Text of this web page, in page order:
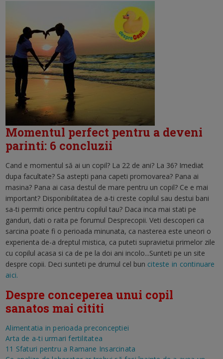
Momentul perfect pentru a deveni
parinti: 6 concluzii
Cand e momentul să ai un copil? La 22 de ani? La 36? Imediat
dupa facultate? Sa astepti pana capeti promovarea? Pana ai
masina? Pana ai casa destul de mare pentru un copil? Ce e mai
important? Disponibilitatea de a-ti creste copilul sau destui bani
sa-ti permiti orice pentru copilul tau? Daca inca mai stati pe
ganduri, dati o raita pe forumul Desprecopii. Veti descoperi ca
sarcina poate fi o perioada minunata, ca nasterea este uneori o
experienta de-a dreptul mistica, ca puteti supravietui primelor zile
cu copilul acasa si ca de pe la doi ani incolo...Sunteti pe un site
despre copii. Deci sunteti pe drumul cel bun citeste in continuare
aici.
Despre conceperea unui copil
sanatos mai cititi
Alimentatia in perioada preconceptiei
Arta de a-ti urmari fertilitatea
11 Sfaturi pentru a Ramane Insarcinata